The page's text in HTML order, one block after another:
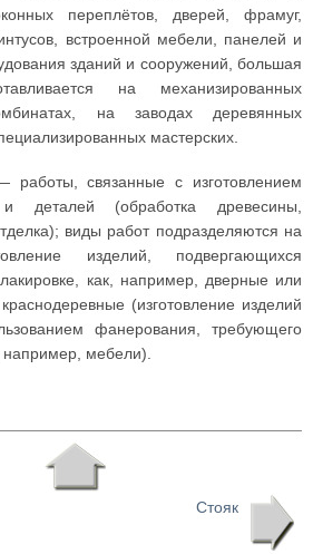
переплётов, дверей, фрамуг,
встроенной мебели, панелей и
зданий и сооружений, большая
на механизированных
на заводах деревянных
мастерских.
работы, связанные с изготовлением
деталей (обработка древесины,
виды работ подразделяются на
изделий, подвергающихся
как, например, дверные или
(изготовление изделий
фанерования, требующего
например, мебели).
Стояк